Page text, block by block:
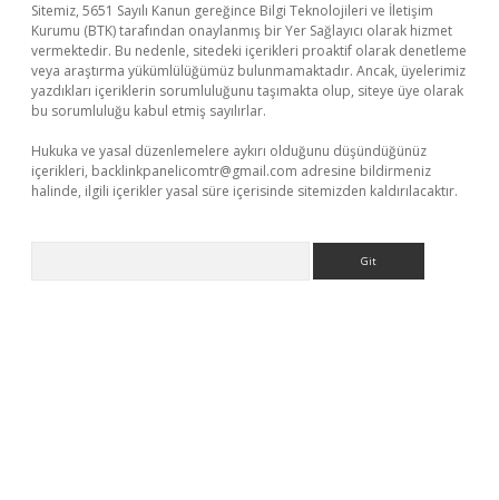
Sitemiz, 5651 Sayılı Kanun gereğince Bilgi Teknolojileri ve İletişim
Kurumu (BTK) tarafından onaylanmış bir Yer Sağlayıcı olarak hizmet
vermektedir. Bu nedenle, sitedeki içerikleri proaktif olarak denetleme
veya araştırma yükümlülüğümüz bulunmamaktadır. Ancak, üyelerimiz
yazdıkları içeriklerin sorumluluğunu taşımakta olup, siteye üye olarak
bu sorumluluğu kabul etmiş sayılırlar.
Hukuka ve yasal düzenlemelere aykırı olduğunu düşündüğünüz
içerikleri, backlinkpanelicomtr@gmail.com adresine bildirmeniz
halinde, ilgili içerikler yasal süre içerisinde sitemizden kaldırılacaktır.